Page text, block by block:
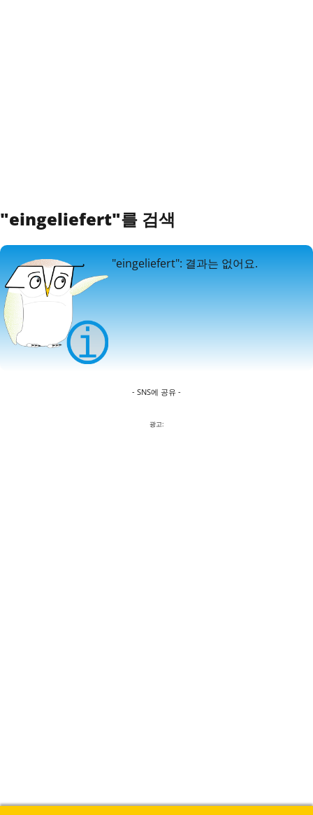
"eingeliefert"를 검색
"eingeliefert": 결과는 없어요.
- SNS에 공유 -
광고: